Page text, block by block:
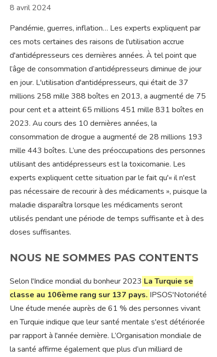
8 avril 2024
Pandémie, guerres, inflation… Les experts expliquent par
ces mots certaines des raisons de l'utilisation accrue
d'antidépresseurs ces dernières années. À tel point que
l’âge de consommation d’antidépresseurs diminue de jour
en jour. L'utilisation d'antidépresseurs, qui était de 37
millions 258 mille 388 boîtes en 2013, a augmenté de 75
pour cent et a atteint 65 millions 451 mille 831 boîtes en
2023. Au cours des 10 dernières années, la
consommation de drogue a augmenté de 28 millions 193
mille 443 boîtes. L’une des préoccupations des personnes
utilisant des antidépresseurs est la toxicomanie. Les
experts expliquent cette situation par le fait qu'« il n'est
pas nécessaire de recourir à des médicaments », puisque la
maladie disparaîtra lorsque les médicaments seront
utilisés pendant une période de temps suffisante et à des
doses suffisantes.
NOUS NE SOMMES PAS CONTENTS
Selon l'Indice mondial du bonheur 2023 La Turquie se
classe au 106ème rang sur 137 pays. IPSOS'Notoriété
Une étude menée auprès de 61 % des personnes vivant
en Turquie indique que leur santé mentale s'est détériorée
par rapport à l'année dernière. L’Organisation mondiale de
la santé affirme également que plus d’un milliard de